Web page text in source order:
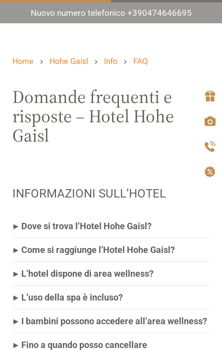
Nuovo numero telefonico +390474646695
Home Hohe Gaisl Info FAQ
Domande frequenti e
risposte – Hotel Hohe
Gaisl
INFORMAZIONI SULL’HOTEL
▸ Dove si trova l’Hotel Hohe Gaisl?
▸ Come si raggiunge l’Hotel Hohe Gaisl?
▸ L’hotel dispone di area wellness?
▸ L’uso della spa è incluso?
▸ I bambini possono accedere all’area wellness?
▸ Fino a quando posso cancellare